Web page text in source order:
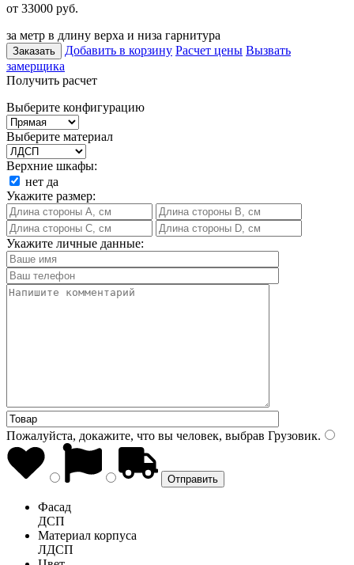
от 33000 руб.
за метр в длину верха и низа гарнитура
Заказать Добавить в корзину Расчет цены Вызвать
замерщика
Получить расчет
Выберите конфигурацию
Выберите материал
Верхние шкафы:
нет да
Укажите размер:
Укажите личные данные:
Пожалуйста, докажите, что вы человек, выбрав Грузовик.
Фасад
ДСП
Материал корпуса
ЛДСП